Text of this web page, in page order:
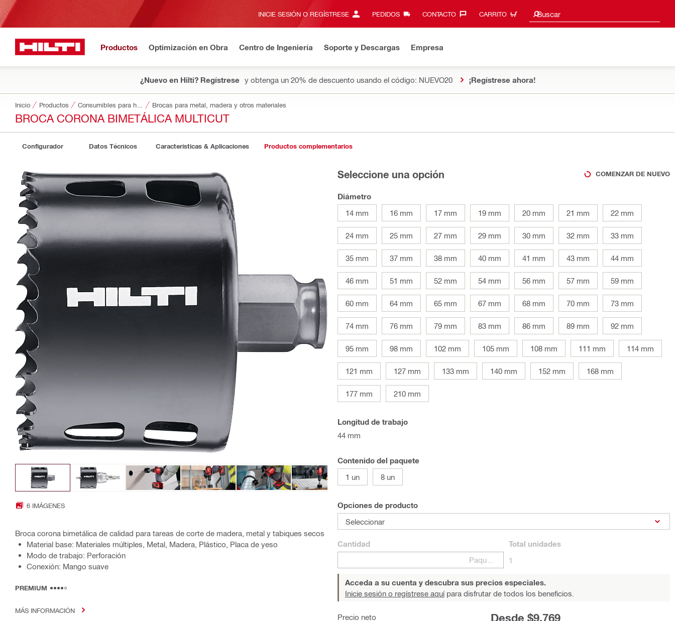
INICIE SESIÓN O REGÍSTRESE PEDIDOS CONTACTO‎ CARRITO Buscar
Sugerencias de búsqueda
Productos Optimización en Obra Centro de Ingeniería Soporte y Descargas Empresa
¿Nuevo en Hilti? Regístrese y obtenga un 20% de descuento usando el código: NUEVO20 ¡Regístrese ahora!
Inicio Productos Brocas para metal, madera y otros materiales
BROCA CORONA BIMETÁLICA MULTICUT
Configurador Datos Técnicos Características & Aplicaciones Productos complementarios
6 IMÁGENES
Broca corona bimetálica de calidad para tareas de corte de madera, metal y tabiques secos
Material base: Materiales múltiples, Metal, Madera, Plástico, Placa de yeso
Modo de trabajo: Perforación
Conexión: Mango suave
PREMIUM
MÁS INFORMACIÓN
Seleccione una opción COMENZAR DE NUEVO
Diámetro
14 mm
16 mm 17 mm 19 mm 20 mm 21 mm 22 mm
24 mm 25 mm 27 mm 29 mm 30 mm 32 mm 33 mm
35 mm 37 mm 38 mm 40 mm 41 mm 43 mm 44 mm
46 mm 51 mm 52 mm 54 mm 56 mm 57 mm 59 mm
60 mm 64 mm 65 mm 67 mm 68 mm 70 mm 73 mm
74 mm 76 mm 79 mm 83 mm 86 mm 89 mm 92 mm
95 mm 98 mm 102 mm 105 mm 108 mm 111 mm 114 mm
121 mm 127 mm 133 mm 140 mm 152 mm 168 mm
177 mm 210 mm
Longitud de trabajo
44 mm
Contenido del paquete
1 un
8 un
Opciones de producto
Seleccionar
Cantidad
Paquetes
Total unidades
1
Acceda a su cuenta y descubra sus precios especiales.
Inicie sesión o regístrese aquípara disfrutar de todos los beneficios.
Precio neto Desde $9.769